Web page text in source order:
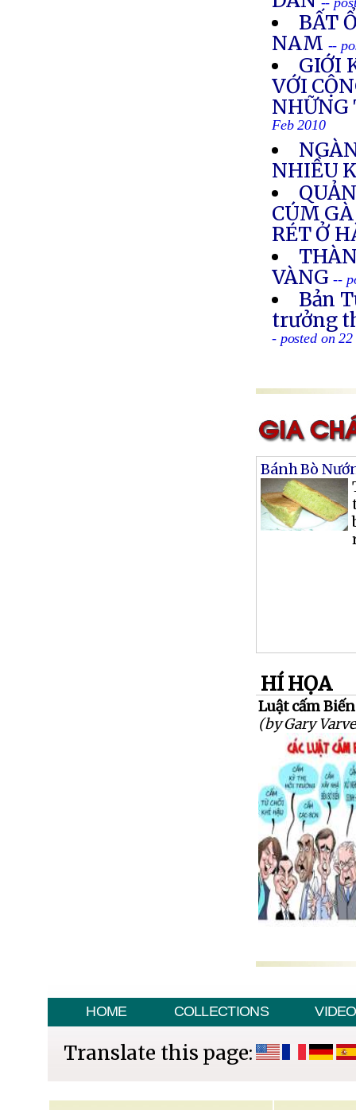
BẤT
NAM --
GIỚI
VỚI
NHỮNG
Feb 2010
NHIỀU
CÚM
RÉT Ở
VÀNG --
Bản
trưởng
- posted on
Bánh Bò
HÍ HỌA
Luật cấm
(by Gary
HOME COLLECTIONS VIDEO
Translate this page: